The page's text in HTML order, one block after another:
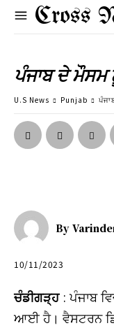
Cross
ਪੰਜਾਬ ਦੇ
U.S News Punjab
By
10/11/2023
ਚੰਡੀਗੜ੍ਹ: ਪੰਜਾਬ
ਆਈ ਹੈ। ਵੈਸਟਰਨ